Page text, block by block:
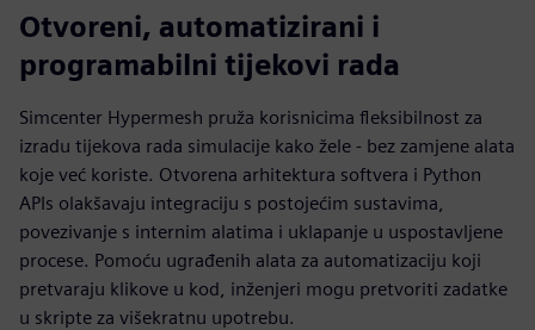
Otvoreni, automatizirani i
programabilni tijekovi rada
Simcenter Hypermesh pruža korisnicima fleksibilnost za
izradu tijekova rada simulacije kako žele - bez zamjene alata
koje već koriste. Otvorena arhitektura softvera i Python
APIs olakšavaju integraciju s postojećim sustavima,
povezivanje s internim alatima i uklapanje u uspostavljene
procese. Pomoću ugrađenih alata za automatizaciju koji
pretvaraju klikove u kod, inženjeri mogu pretvoriti zadatke
u skripte za višekratnu upotrebu.